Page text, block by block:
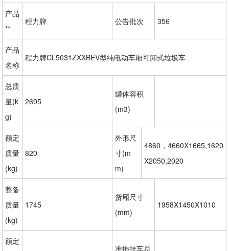
产品
**
程力牌 公告批次 356
产品
名称
程力牌CL5031ZXXBEV型纯电动车厢可卸式垃圾车
总质
量(k
g)
2695
罐体容积
(m3)
额定
质量
(kg)
820
外形尺
寸(m
m)
4860，4660X1665,1620
X2050,2020
整备
质量
(kg)
1745
货厢尺寸
(mm)
1958X1450X1010
额定
准拖挂车总